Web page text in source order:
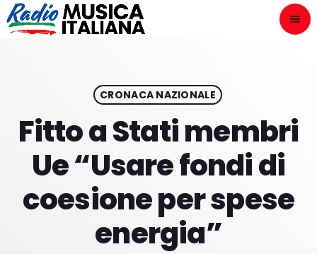
menu
play_arrow
CRONACA NAZIONALE
Fitto a Stati membri
Ue “Usare fondi di
coesione per spese
energia”